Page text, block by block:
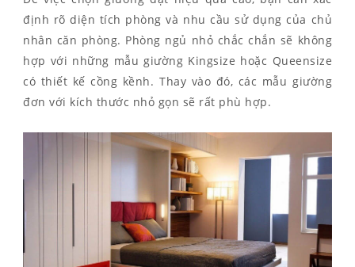
định rõ diện tích phòng và nhu cầu sử dụng của chủ
nhân căn phòng. Phòng ngủ nhỏ chắc chắn sẽ không
hợp với những mẫu giường Kingsize hoặc Queensize
có thiết kế cồng kềnh. Thay vào đó, các mẫu giường
đơn với kích thước nhỏ gọn sẽ rất phù hợp.